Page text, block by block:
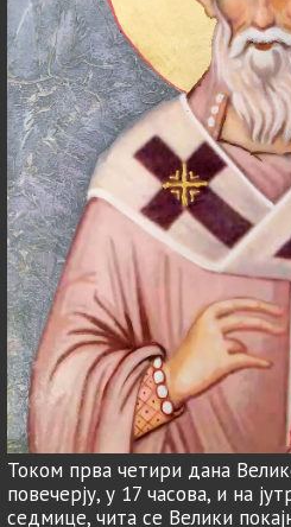
Током прва четири дана
повечерју, у 17 часова, и на
седмице, чита се Велики